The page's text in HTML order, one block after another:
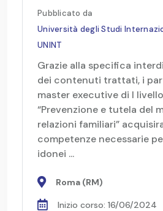
Pubblicato da
Università degli Studi
UNINT
Grazie alla specifica
dei contenuti trattati, i
master executive di I
“Prevenzione e tutela del
relazioni familiari”
competenze necessarie
idonei ...
Roma (RM)
Inizio corso: 16/06/2024